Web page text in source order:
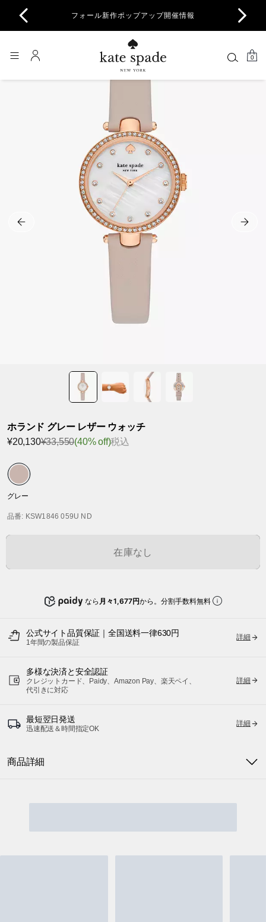
フォール新作ポップアップ開催情報
0
ホランド グレー レザー ウォッチ
¥20,130¥33,550(40% off)税込
グレー
品番: KSW1846 059U ND
在庫なし
なら 月々1,677円から。分割手数料無料
公式サイト品質保証｜全国送料一律630円
1年間の製品保証
詳細
多様な決済と安全認証
クレジットカード、Paidy、Amazon Pay、楽天ペイ、
代引きに対応
詳細
最短翌日発送
迅速配送＆時間指定OK
詳細
商品詳細